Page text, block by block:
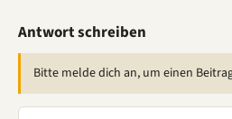
Antwort schreiben
Bitte melde dich an, um einen